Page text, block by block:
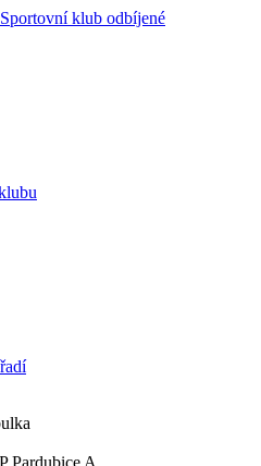
Sportovní klub odbíjené
Pardubice A